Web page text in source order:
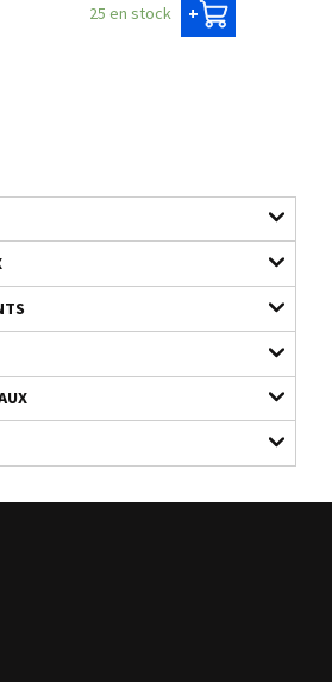
25 en stock +